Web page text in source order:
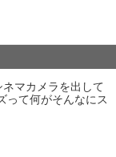
マカメラを出して
って何がそんなにス